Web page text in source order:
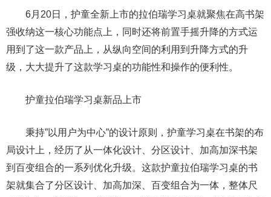
6月20日，护童全新上市的拉伯瑞学习桌就聚焦在高书架
强收纳这一核心功能点上，同时还将前置手摇升降的方式运
用到了这一款产品上，从纵向空间的利用到升降方式的升
级，大大提升了这款学习桌的功能性和操作的便利性。
护童拉伯瑞学习桌新品上市
秉持”以用户为中心”的设计原则，护童学习桌在书架的布
局设计上，经历了从一体化设计、分区设计、加高加深书架
到百变组合的一系列优化升级。这款护童拉伯瑞学习桌的书
架就集合了分区设计、加高加深、百变组合为一体，整体尺